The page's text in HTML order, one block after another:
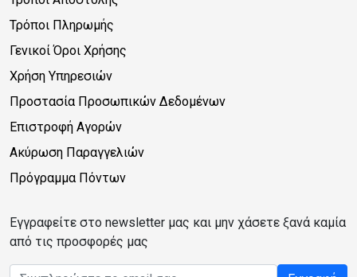
Τρόποι Πληρωμής
Γενικοί Όροι Χρήσης
Χρήση Υπηρεσιών
Προστασία Προσωπικών Δεδομένων
Επιστροφή Αγορών
Ακύρωση Παραγγελιών
Πρόγραμμα Πόντων
Εγγραφείτε στο newsletter μας και μην χάσετε ξανά καμία
από τις προσφορές μας
Email address